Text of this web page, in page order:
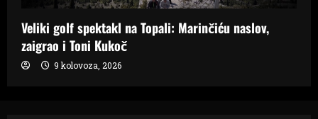
Veliki golf spektakl na Topali: Marinčiću naslov,
zaigrao i Toni Kukoč
9 kolovoza, 2026